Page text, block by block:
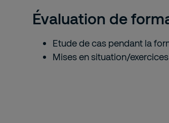
Évaluation de
Etude de cas pendant la
Mises en situation/